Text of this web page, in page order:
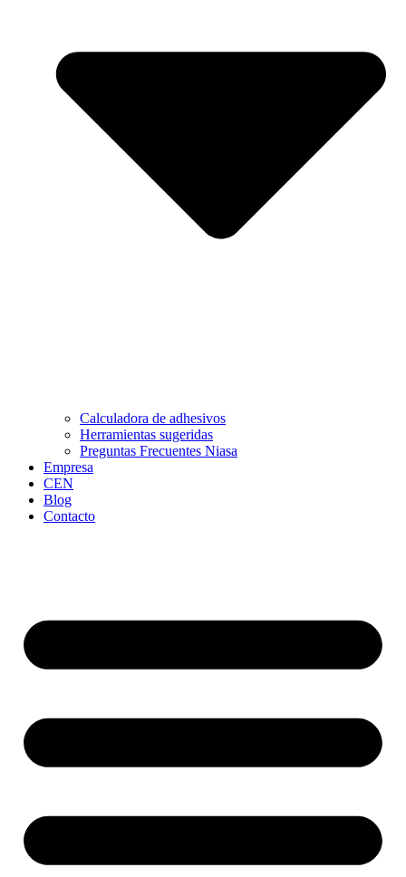
Calculadora de adhesivos
Herramientas sugeridas
Preguntas Frecuentes Niasa
Empresa
CEN
Blog
Contacto